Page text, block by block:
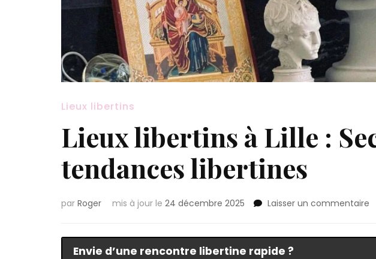
Lieux libertins
Lieux libertins à Lille :
tendances libertines
par Roger mis à jour le 24 décembre 2025 Laisser un commentaire
à
Envie d’une rencontre libertine rapide ?